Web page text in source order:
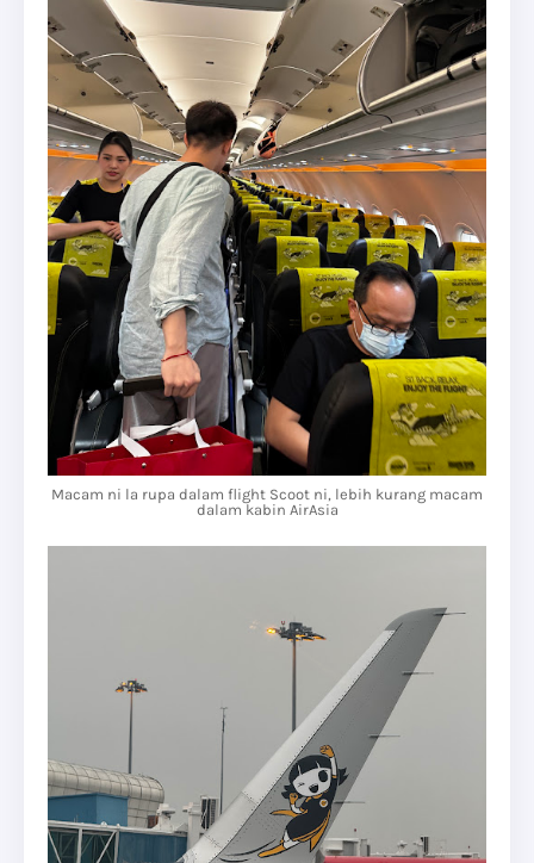
Macam ni la rupa dalam flight Scoot ni, lebih kurang macam
dalam kabin AirAsia